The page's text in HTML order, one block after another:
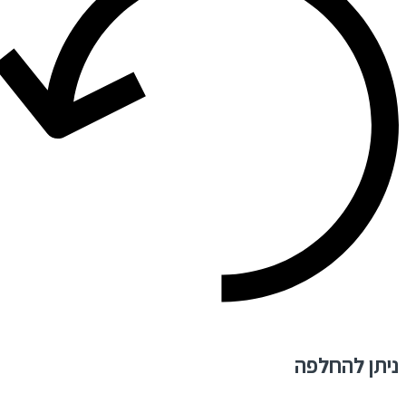
ניתן להחלפה